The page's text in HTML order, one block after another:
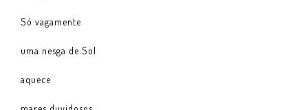
Só vagamente
uma nesga de Sol
aquece